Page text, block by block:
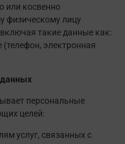
или косвенно
физическому лицу
такие данные как:
электронная
персональные
целей:
услуг, связанных с